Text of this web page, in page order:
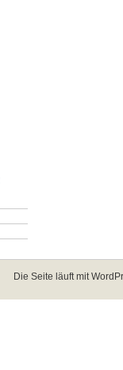
Die Seite läuft mit